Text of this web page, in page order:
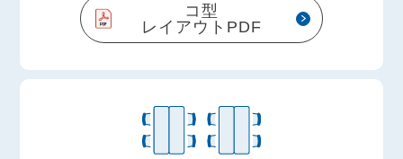
コ型
レイアウトPDF